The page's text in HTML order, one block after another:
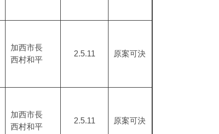
加西市長
西村和平
2.5.11 原案可決
加西市長
西村和平
2.5.11 原案可決